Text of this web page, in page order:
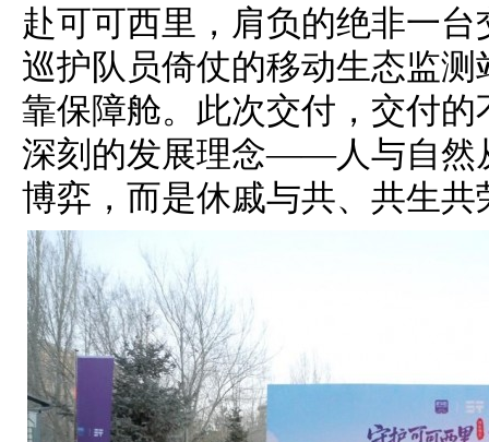
赴可可西里，肩负的绝非一
巡护队员倚仗的移动生态监
靠保障舱。此次交付，交付
深刻的发展理念——人与自然
博弈，而是休戚与共、共生共